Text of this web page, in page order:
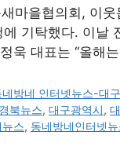
새마을협의회, 이
기탁했다. 이날
욱 대표는 “올해
네방네 인터넷뉴스-대
북뉴스,대구광역시,
스, 동네방네인터넷뉴